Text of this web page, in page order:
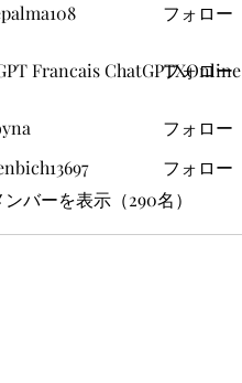
フォロー
Francais ChatGPTXOnline
フォロー
フォロー
フォロー
バーを表示（290名）